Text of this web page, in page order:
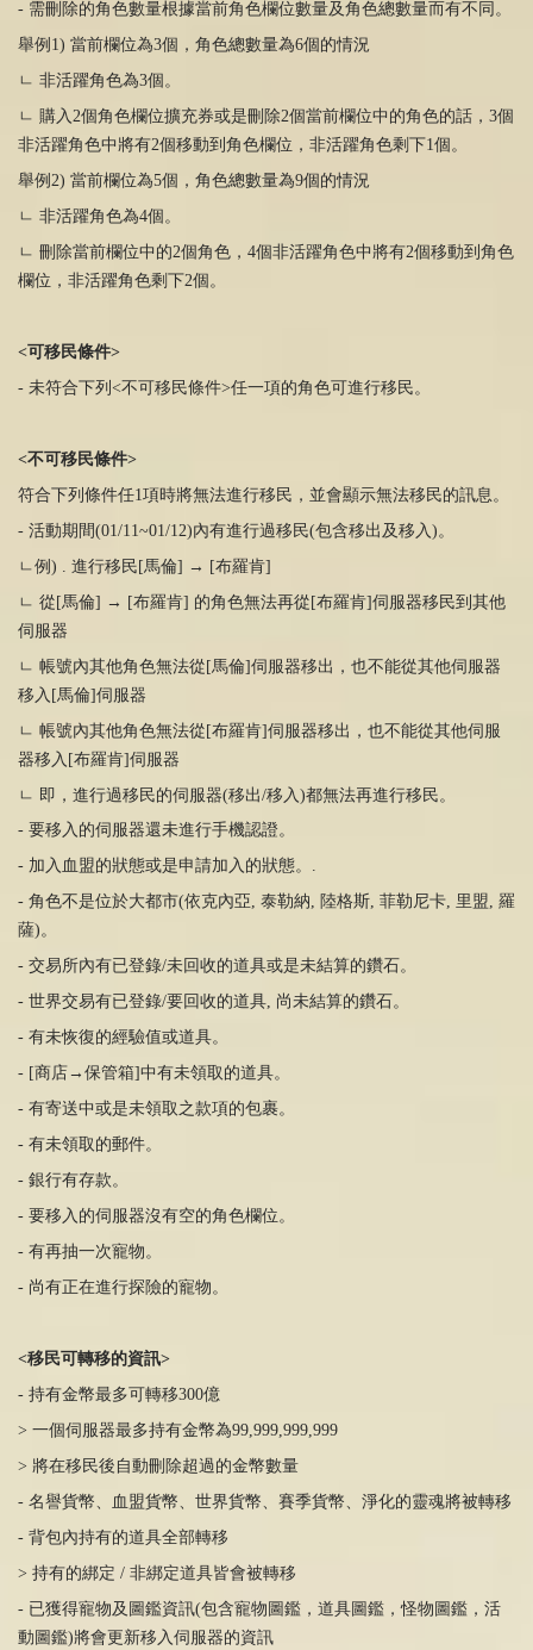
- 需刪除的角色數量根據當前角色欄位數量及角色總數量而有不同。
舉例 1) 當前欄位為3個，角色總數量為6個的情況
ㄴ 非活躍角色為3個。
ㄴ 購入 2個角色欄位擴充券或是刪除2個當前欄位中的角色的話， 3個
非活躍角色中將有2個移動到角色欄位，非活躍角色剩下1 個。
舉例 2) 當前欄位為5個，角色總數量為9個的情況
ㄴ 非活躍角色為4個。
ㄴ 刪除當前欄位中的2個角色， 4個非活躍角色中將有2個移動到角色
欄位，非活躍角色剩下2個。
<可移民條件>
- 未符合下列 <不可移民條件>任一項的角色可進行移民。
<不可移民條件>
符合下列條件任1項時將無法進行移民，並會顯示無法移民的訊息。
- 活動期間(01/11~01/12)內有進行過移民(包含移出及移入 ) 。
ㄴ例 ) . 進行移民[馬倫] → [布羅肯]
ㄴ 從[馬倫] → [布羅肯] 的角色無法再從[布羅肯]伺服器移民到其他
伺服器
ㄴ 帳號內其他角色無法從[馬倫]伺服器移出，也不能從其他伺服器
移入 [馬倫]伺服器
ㄴ 帳號內其他角色無法從[布羅肯]伺服器移出，也不能從其他伺服
器移入 [布羅肯]伺服器
ㄴ 即，進行過移民的伺服器(移出/移入 )都無法再進行移民。
- 要移入的伺服器還未進行手機認證。
- 加入血盟的狀態或是申請加入的狀態。 .
- 角色不是位於大都市(依克內亞, 泰勒納, 陸格斯, 菲勒尼卡, 里盟, 羅
薩)。
- 交易所內有已登錄/未回收的道具或是未結算的鑽石。
- 世界交易有已登錄/要回收的道具, 尚未結算的鑽石。
- 有未恢復的經驗值或道具。
- [商店→ 保管箱]中有未領取的道具。
- 有寄送中或是未領取之款項的包裹。
- 有未領取的郵件。
- 銀行有存款。
- 要移入的伺服器沒有空的角色欄位。
- 有再抽一次寵物。
- 尚有正在進行探險的寵物。
<移民可轉移的資訊>
- 持有金幣最多可轉移300億
> 一個伺服器最多持有金幣為99,999,999,999
> 將在移民後自動刪除超過的金幣數量
- 名譽貨幣、血盟貨幣、世界貨幣、賽季貨幣、淨化的靈魂將被轉移
- 背包內持有的道具全部轉移
> 持有的綁定 / 非綁定道具皆會被轉移
- 已獲得寵物及圖鑑資訊(包含寵物圖鑑，道具圖鑑，怪物圖鑑，活
動圖鑑)將會更新移入伺服器的資訊